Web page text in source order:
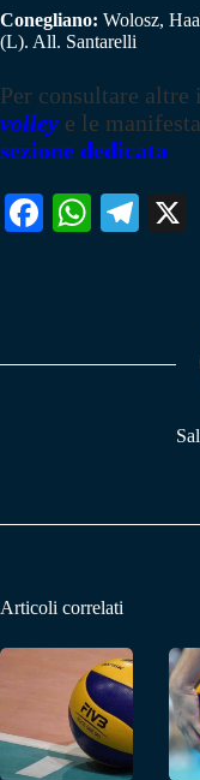
Conegliano: Wolosz,
(L). All. Santarelli
Per consultare
volley e le
sezione dedicata
Fa W
pp
Te
m
Articoli correlati